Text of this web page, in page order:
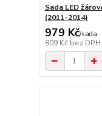
Sada LED
(2011-2014)
979 Kč/sada
809 Kč bez DPH